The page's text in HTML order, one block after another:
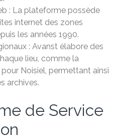
: La plateforme possède
internet des zones
les années 1990.
: Avanst élabore des
lieu, comme la
Noisiel, permettant ainsi
archives.
de Service